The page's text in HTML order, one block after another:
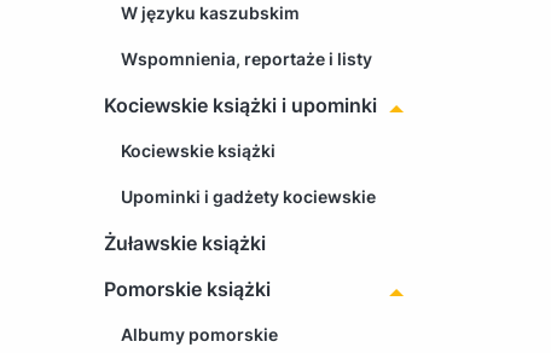
W języku kaszubskim
Wspomnienia, reportaże i listy
Kociewskie książki i upominki
Kociewskie książki
Upominki i gadżety kociewskie
Żuławskie książki
Pomorskie książki
Albumy pomorskie